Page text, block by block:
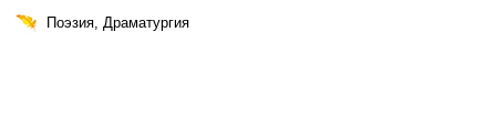
Поэзия, Драматургия